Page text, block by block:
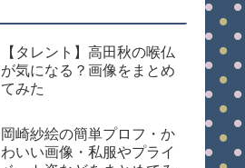
【タレント】高田秋の喉仏
が気になる？画像をまとめ
てみた
岡崎紗絵の簡単プロフ・か
わいい画像・私服やプライ